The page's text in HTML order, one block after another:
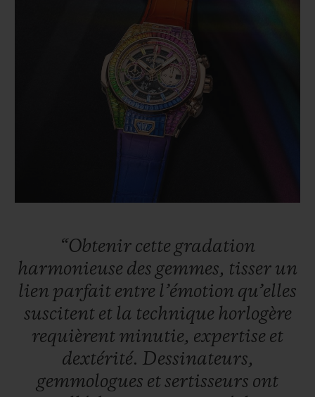
“Obtenir cette gradation
harmonieuse des gemmes, tisser un
lien parfait entre l’émotion qu’elles
suscitent et la technique horlogère
requièrent minutie, expertise et
dextérité. Dessinateurs,
gemmologues etsertisseurs ont